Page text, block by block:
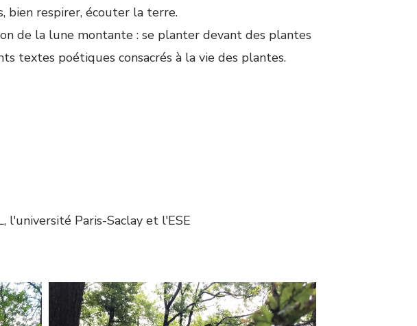
bien respirer, écouter la terre.
de la lune montante : se planter devant des plantes
textes poétiques consacrés à la vie des plantes.
l'université Paris-Saclay et l'ESE